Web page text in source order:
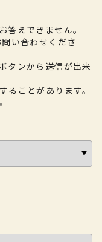
答えできません。
い合わせくださ
タンから送信が出来
ことがあります。